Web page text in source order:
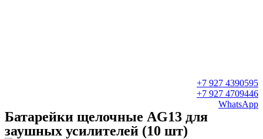
+7 927 4390595
+7 927 4709446
WhatsApp
Батарейки щелочные AG13 для
заушных усилителей (10 шт)